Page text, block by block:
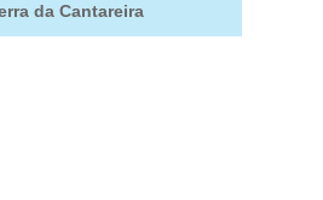
da Cantareira